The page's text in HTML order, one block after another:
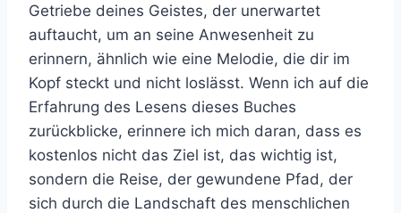
Getriebe deines Geistes, der unerwartet
auftaucht, um an seine Anwesenheit zu
erinnern, ähnlich wie eine Melodie, die dir im
Kopf steckt und nicht loslässt. Wenn ich auf die
Erfahrung des Lesens dieses Buches
zurückblicke, erinnere ich mich daran, dass es
kostenlos nicht das Ziel ist, das wichtig ist,
sondern die Reise, der gewundene Pfad, der
sich durch die Landschaft des menschlichen